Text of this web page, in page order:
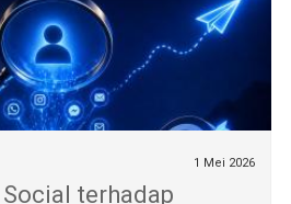
1 Mei 2026
terhadap